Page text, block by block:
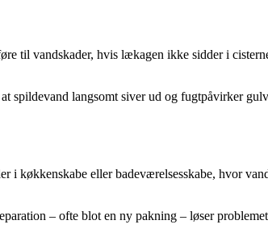
til vandskader, hvis lækagen ikke sidder i
spildevand langsomt siver ud og fugtpåvirker
køkkenskabe eller badeværelsesskabe, hvor
– ofte blot en ny pakning – løser